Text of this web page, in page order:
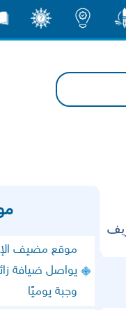
موقع مضيف
وجبة يوميًا